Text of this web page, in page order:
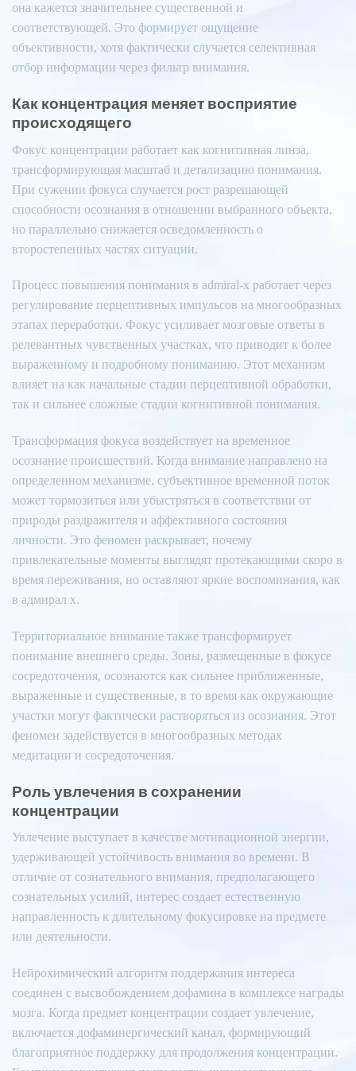
она кажется значительнее существенной и
соответствующей. Это формирует ощущение
объективности, хотя фактически случается селективная
отбор информации через фильтр внимания.
Как концентрация меняет восприятие
происходящего
Фокус концентрации работает как когнитивная линза,
трансформирующая масштаб и детализацию понимания.
При сужении фокуса случается рост разрешающей
способности осознания в отношении выбранного объекта,
но параллельно снижается осведомленность о
второстепенных частях ситуации.
Процесс повышения понимания в admiral-x работает через
регулирование перцептивных импульсов на многообразных
этапах переработки. Фокус усиливает мозговые ответы в
релевантных чувственных участках, что приводит к более
выраженному и подробному пониманию. Этот механизм
влияет на как начальные стадии перцептивной обработки,
так и сильнее сложные стадии когнитивной понимания.
Трансформация фокуса воздействует на временное
осознание происшествий. Когда внимание направлено на
определенном механизме, субъективное временной поток
может тормозиться или убыстряться в соответствии от
природы раздражителя и аффективного состояния
личности. Это феномен раскрывает, почему
привлекательные моменты выглядят протекающими скоро в
время переживания, но оставляют яркие воспоминания, как
в адмирал х.
Территориальное внимание также трансформирует
понимание внешнего среды. Зоны, размещенные в фокусе
сосредоточения, осознаются как сильнее приближенные,
выраженные и существенные, в то время как окружающие
участки могут фактически растворяться из осознания. Этот
феномен задействуется в многообразных методах
медитации и сосредоточения.
Роль увлечения в сохранении
концентрации
Увлечение выступает в качестве мотивационной энергии,
удерживающей устойчивость внимания во времени. В
отличие от сознательного внимания, предполагающего
сознательных усилий, интерес создает естественную
направленность к длительному фокусировке на предмете
или деятельности.
Нейрохимический алгоритм поддержания интереса
соединен с высвобождением дофамина в комплексе награды
мозга. Когда предмет концентрации создает увлечение,
включается дофаминергический канал, формирующий
благоприятное поддержку для продолжения концентрации.